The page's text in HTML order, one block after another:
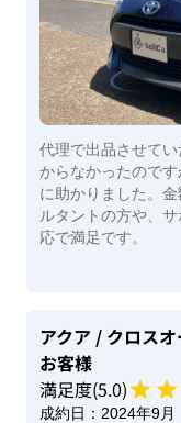
代理で出品させて
からなかったので
に助かりました。
ルタントの方や、
応で満足です。
アクア / クロス
お客様
満足度(5.0)
成約日： 2024年9月